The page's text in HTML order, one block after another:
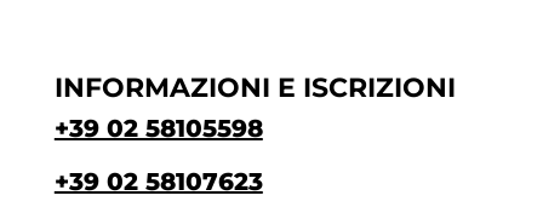
INFORMAZIONI E ISCRIZIONI
+39 02 58105598
+39 02 58107623